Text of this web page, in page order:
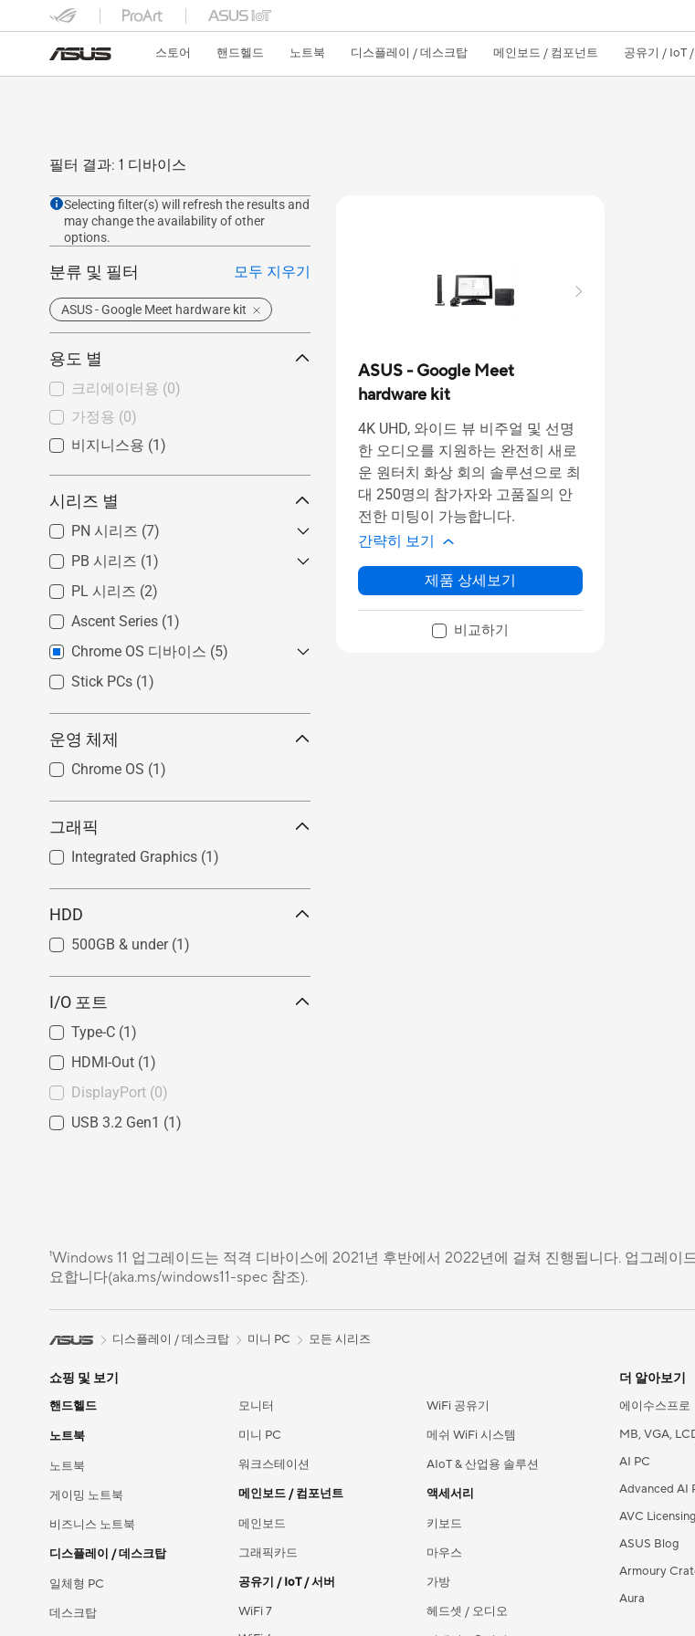
스토어 핸드헬드 노트북 디스플레이 / 데스크탑 메인보드 / 컴포넌트 공유기 / IoT
필터 결과: 1 디바이스
Selecting filter(s) will refresh the results and
may change the availability of other
options.
분류 및 필터 모두 지우기
ASUS - Google Meet hardware kit
용도 별
크리에이터용 (0)
가정용 (0)
비지니스용 (1)
시리즈 별
PN 시리즈 (7)
미니 PC PN 시리즈 - Intel 시스템
템(3)
PB 시리즈 (1)
미니 PC PB 시리즈 - Intel 시스템
PL 시리즈 (2)
Ascent Series (1)
Chrome OS 디바이스 (5)
Chromebox Enterprise
Chromebox(4)
ASUS - Google Meet hardware
Stick PCs (1)
운영 체제
Chrome OS (1)
그래픽
Integrated Graphics (1)
HDD
500GB & under (1)
I/O 포트
Type-C (1)
HDMI-Out (1)
DisplayPort (0)
USB 3.2 Gen1 (1)
ASUS - Google Meet
hardware kit
4K UHD, 와이드 뷰 비주얼 및 선명
한 오디오를 지원하는 완전히 새로
운 원터치 화상 회의 솔루션으로 최
대 250명의 참가자와 고품질의 안
전한 미팅이 가능합니다.
간략히 보기
제품 상세보기
비교하기
¹Windows 11 업그레이드는 적격 디바이스에 2021년 후반에서 2022년에 걸쳐 진행됩니다. 업그레
요합니다(aka.ms/windows11-spec 참조).
디스플레이 / 데스크탑 미니 PC 모든 시리즈
쇼핑 및 보기
핸드헬드
노트북
노트북
게이밍 노트북
비즈니스 노트북
디스플레이 / 데스크탑
일체형 PC
데스크탑
모니터
미니 PC
워크스테이션
메인보드 / 컴포넌트
메인보드
그래픽카드
공유기 / IoT / 서버
WiFi 7
WiFi 공유기
메쉬 WiFi 시스템
AIoT & 산업용 솔루션
액세서리
키보드
마우스
가방
헤드셋 / 오디오
더 알아보기
에이수스프로
MB, VGA,
AI PC
Advanced AI
AVC
ASUS Blog
Armoury
Aura